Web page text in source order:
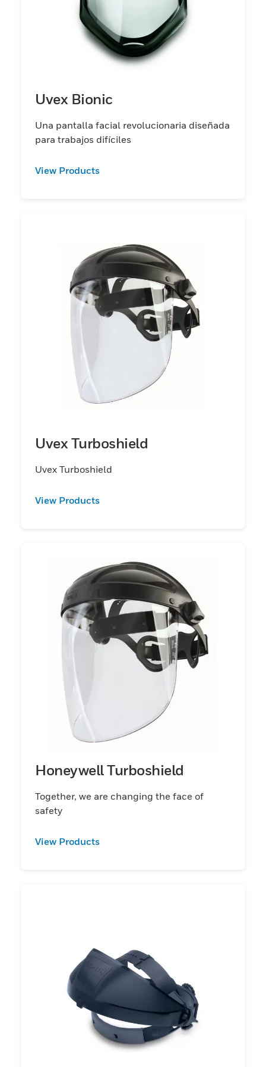
Uvex Bionic
Una pantalla facial revolucionaria diseñada
para trabajos difíciles
View Products
Uvex Turboshield
Uvex Turboshield
View Products
Honeywell Turboshield
Together, we are changing the face of
safety
View Products